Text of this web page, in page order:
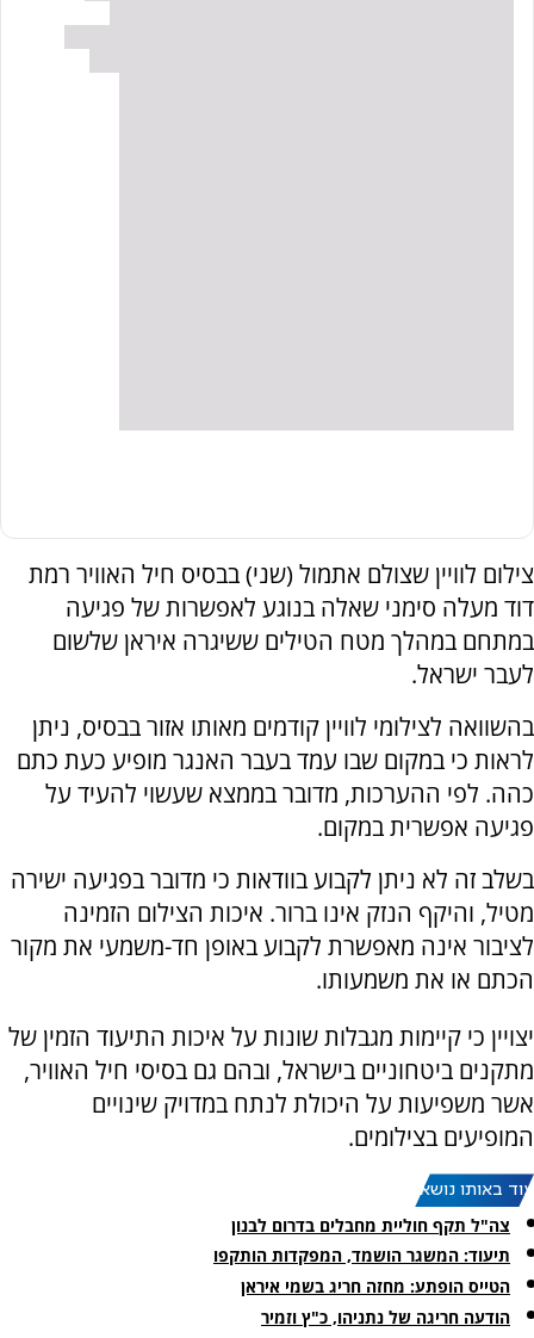
צילום לוויין שצולם אתמול (שני) בבסיס חיל האוויר רמת
דוד מעלה סימני שאלה בנוגע לאפשרות של פגיעה
במתחם במהלך מטח הטילים ששיגרה איראן שלשום
לעבר ישראל.
בהשוואה לצילומי לוויין קודמים מאותו אזור בבסיס, ניתן
לראות כי במקום שבו עמד בעבר האנגר מופיע כעת כתם
כהה. לפי ההערכות, מדובר בממצא שעשוי להעיד על
פגיעה אפשרית במקום.
בשלב זה לא ניתן לקבוע בוודאות כי מדובר בפגיעה ישירה
מטיל, והיקף הנזק אינו ברור. איכות הצילום הזמינה
לציבור אינה מאפשרת לקבוע באופן חד-משמעי את מקור
הכתם או את משמעותו.
יצויין כי קיימות מגבלות שונות על איכות התיעוד הזמין של
מתקנים ביטחוניים בישראל, ובהם גם בסיסי חיל האוויר,
אשר משפיעות על היכולת לנתח במדויק שינויים
המופיעים בצילומים.
עוד באותו נושא:
צה"ל תקף חוליית מחבלים בדרום לבנון
תיעוד: המשגר הושמד, המפקדות הותקפו
הטייס הופתע: מחזה חריג בשמי איראן
הודעה חריגה של נתניהו, כ"ץ וזמיר